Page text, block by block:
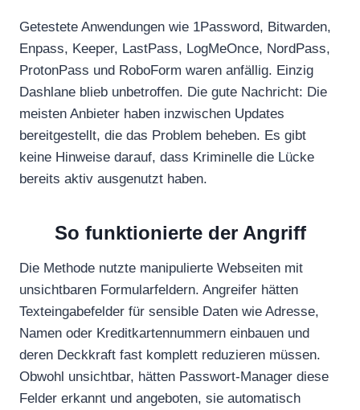
Getestete Anwendungen wie 1Password, Bitwarden,
Enpass, Keeper, LastPass, LogMeOnce, NordPass,
ProtonPass und RoboForm waren anfällig. Einzig
Dashlane blieb unbetroffen. Die gute Nachricht: Die
meisten Anbieter haben inzwischen Updates
bereitgestellt, die das Problem beheben. Es gibt
keine Hinweise darauf, dass Kriminelle die Lücke
bereits aktiv ausgenutzt haben.
So funktionierte der Angriff
Die Methode nutzte manipulierte Webseiten mit
unsichtbaren Formularfeldern. Angreifer hätten
Texteingabefelder für sensible Daten wie Adresse,
Namen oder Kreditkartennummern einbauen und
deren Deckkraft fast komplett reduzieren müssen.
Obwohl unsichtbar, hätten Passwort-Manager diese
Felder erkannt und angeboten, sie automatisch